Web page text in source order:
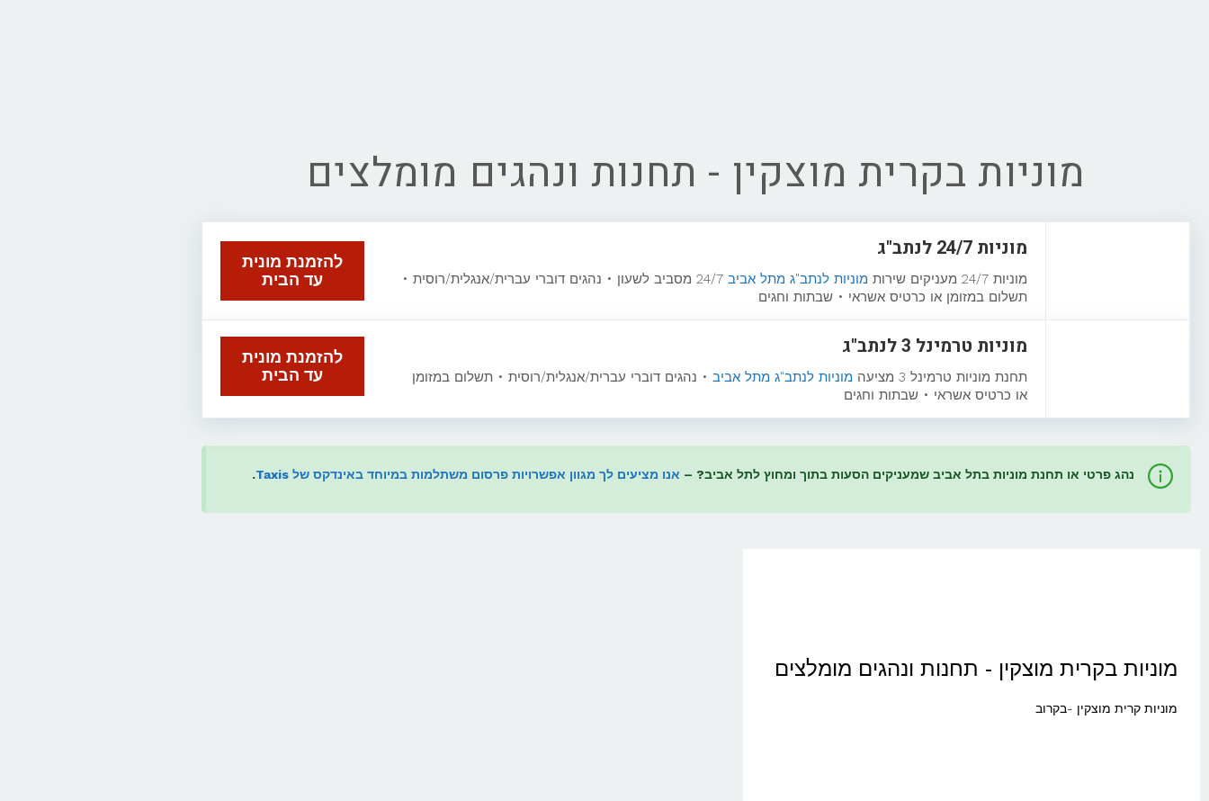
מוניות בקרית מוצקין - תחנות ונהגים מומלצים
מוניות 24/7 לנתב"ג
מוניות 24/7 מעניקים שירות מוניות לנתב"ג מתל אביב
24/7 מסביב לשעון • נהגים דוברי עברית/אנגלית/רוסית •
תשלום במזומן או כרטיס אשראי • שבתות וחגים
להזמנת מונית
עד הבית
מוניות טרמינל 3 לנתב"ג
תחנת מוניות טרמינל 3 מציעה מוניות לנתב"ג מתל אביב • נהגים דוברי עברית/אנגלית/רוסית • תשלום במזומן
או כרטיס אשראי • שבתות וחגים
להזמנת מונית
עד הבית
נהג פרטי או תחנת מוניות בתל אביב שמעניקים הסעות בתוך ומחוץ לתל אביב? – אנו מציעים לך מגוון אפשרויות פרסום משתלמות במיוחד באינדקס של Taxis .
מוניות בקרית מוצקין - תחנות ונהגים מומלצים
מוניות קרית מוצקין -בקרוב